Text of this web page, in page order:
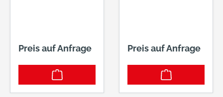
Preis auf Anfrage Preis auf Anfrage